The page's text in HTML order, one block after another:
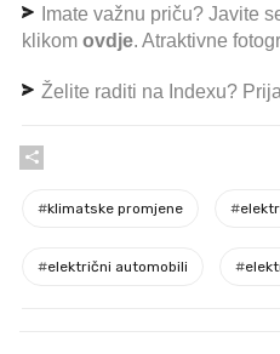
Imate važnu priču? Javite
klikom ovdje. Atraktivne
Želite raditi na Indexu?
#klimatske promjene #
#električni automobili #